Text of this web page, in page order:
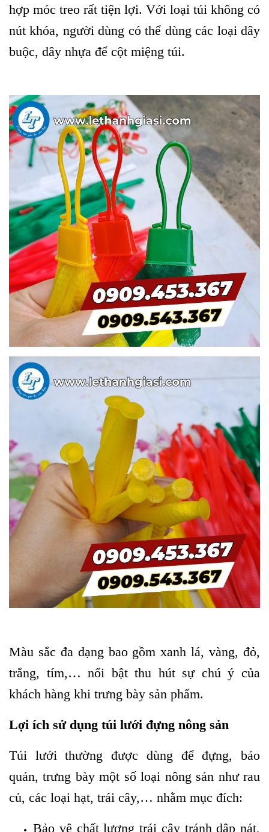
hợp móc treo rất tiện lợi. Với loại túi không có
nút khóa, người dùng có thể dùng các loại dây
buộc, dây nhựa để cột miệng túi.
Màu sắc đa dạng bao gồm xanh lá, vàng, đỏ,
trắng, tím,… nổi bật thu hút sự chú ý của
khách hàng khi trưng bày sản phẩm.
Lợi ích sử dụng túi lưới đựng nông sản
Túi lưới thường được dùng để đựng, bảo
quản, trưng bày một số loại nông sản như rau
củ, các loại hạt, trái cây,… nhằm mục đích:
Bảo vệ chất lượng trái cây tránh dập nát,